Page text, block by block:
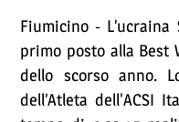
Fiumicino -
primo posto alla Best
dello scorso anno.
dell’Atleta dell'ACSI